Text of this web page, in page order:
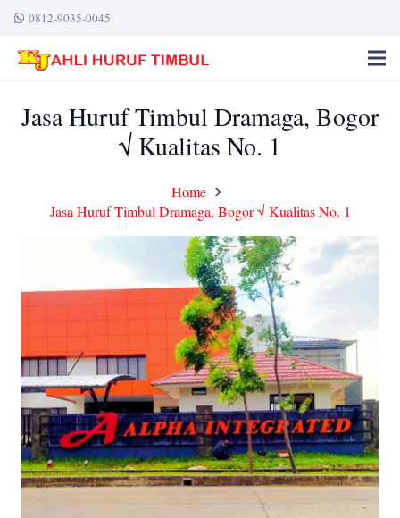
0812-9035-0045
Jasa Huruf Timbul Dramaga, Bogor
√ Kualitas No. 1
Home
Jasa Huruf Timbul Dramaga, Bogor √ Kualitas No. 1